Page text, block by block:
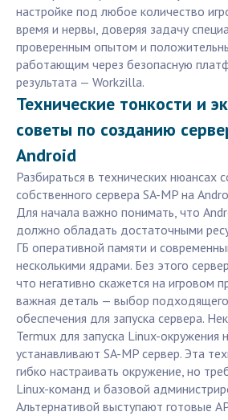
настройке под любое количество
время и нервы, доверяя задачу
проверенным опытом и
работающим через безопасную
результата — Workzilla.
Технические тонкости и
советы по созданию
Android
Разбираться в технических нюансах
собственного сервера SA-MP на
Для начала важно понимать, что
должно обладать достаточными
ГБ оперативной памяти и
несколькими ядрами. Без этого
что негативно скажется на игровом
важная деталь — выбор
обеспечения для запуска сервера.
Termux для запуска Linux-окружения
устанавливают SA-MP сервер. Эта
гибко настраивать окружение, но
Linux-команд и базовой
Альтернативой выступают готовые